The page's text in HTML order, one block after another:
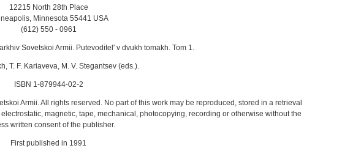
12215 North 28th Place
Minnesota 55441 USA
(612) 550 - 0961
Sovetskoi Armii. Putevoditel' v dvukh tomakh. Tom 1.
T. F. Kariaveva, M. V. Stegantsev (eds.).
ISBN 1-879944-02-2
Armii. All rights reserved. No part of this work may be reproduced, stored in a retrieval
magnetic, tape, mechanical, photocopying, recording or otherwise without the
written consent of the publisher.
First published in 1991